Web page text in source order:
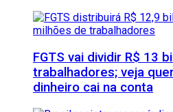
FGTS vai dividir R$ 13
trabalhadores; veja
dinheiro cai na conta